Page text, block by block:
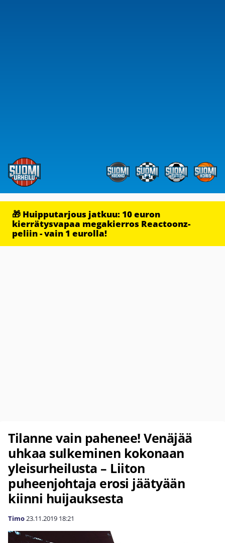
🎁 Huipputarjous jatkuu: 10 euron
kierrätysvapaa megakierros Reactoonz-
peliin - vain 1 eurolla!
Tilanne vain pahenee! Venäjää
uhkaa sulkeminen kokonaan
yleisurheilusta – Liiton
puheenjohtaja erosi jäätyään
kiinni huijauksesta
Timo23.11.2019 18:21